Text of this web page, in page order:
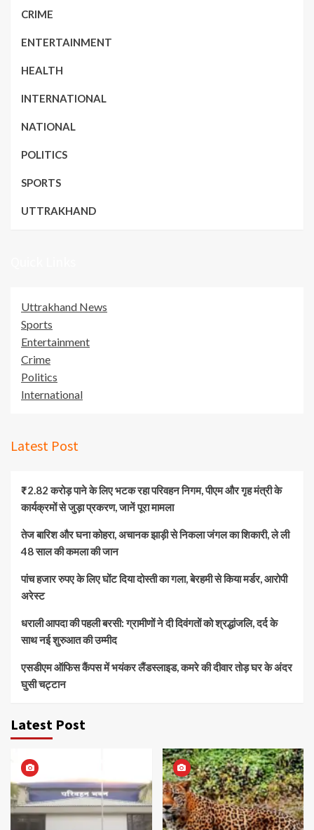
CRIME
ENTERTAINMENT
HEALTH
INTERNATIONAL
NATIONAL
POLITICS
SPORTS
UTTRAKHAND
Uttrakhand News
Sports
Entertainment
Crime
Politics
International
Latest Post
₹2.82 करोड़ पाने के लिए भटक रहा परिवहन निगम, पीएम और गृह मंत्री के
कार्यक्रमों से जुड़ा प्रकरण, जानें पूरा मामला
तेज बारिश और घना कोहरा, अचानक झाड़ी से निकला जंगल का शिकारी, ले ली
48 साल की कमला की जान
पांच हजार रुपए के लिए घोंट दिया दोस्ती का गला, बेरहमी से किया मर्डर, आरोपी
अरेस्ट
धराली आपदा की पहली बरसी: ग्रामीणों ने दी दिवंगतों को श्रद्धांजलि, दर्द के
साथ नई शुरुआत की उम्मीद
एसडीएम ऑफिस कैंपस में भयंकर लैंडस्लाइड, कमरे की दीवार तोड़ घर के अंदर
घुसी चट्टान
Latest Post